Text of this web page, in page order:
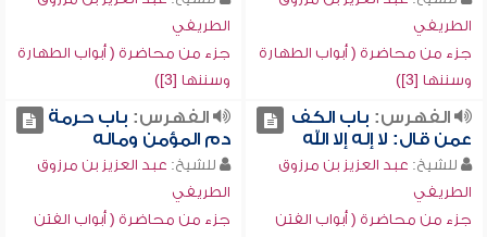
الطريفي
جزء من محاضرة ( أبواب الطهارة
وسننها [3])
الطريفي
جزء من محاضرة ( أبواب الطهارة
وسننها [3])
الفهرس: باب الكف
عمن قال: لا إله إلا الله
للشيخ: عبد العزيز بن مرزوق
الطريفي
جزء من محاضرة ( أبواب الفتن
الفهرس: باب حرمة
دم المؤمن وماله
للشيخ: عبد العزيز بن مرزوق
الطريفي
جزء من محاضرة ( أبواب الفتن